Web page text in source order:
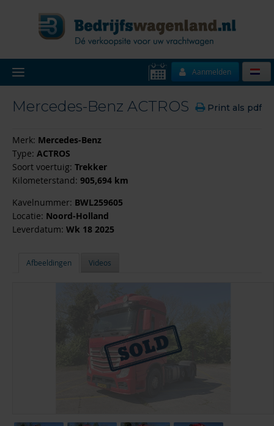
Aanmelden
Mercedes-Benz ACTROS Print als pdf
Merk: Mercedes-Benz
Type: ACTROS
Soort voertuig: Trekker
Kilometerstand: 905,694 km
Kavelnummer: BWL259605
Locatie: Noord-Holland
Leverdatum: Wk 18 2025
Afbeeldingen Videos